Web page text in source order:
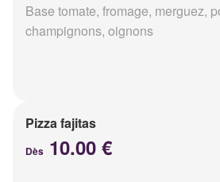
Base tomate, fromage, merguez,
champignons, oignons
Pizza fajitas
Dès 10.00 €